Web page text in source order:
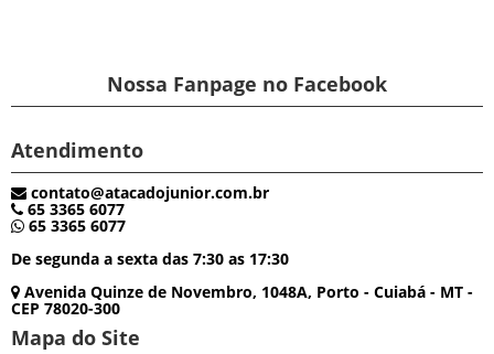
Nossa Fanpage no Facebook
Atendimento
contato@atacadojunior.com.br
65 3365 6077
65 3365 6077
De segunda a sexta das 7:30 as 17:30
Avenida Quinze de Novembro, 1048A, Porto - Cuiabá - MT -
CEP 78020-300
Mapa do Site